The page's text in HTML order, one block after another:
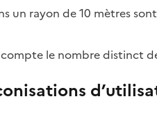
un rayon de 10 mètres
le nombre distinct